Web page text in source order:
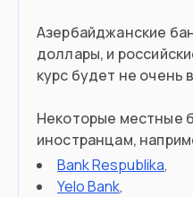
Виза
Азербайджанские
доллары, и
курс будет не очень
Некоторые местные
иностранцам,
Bank Respublika,
Yelo Bank,